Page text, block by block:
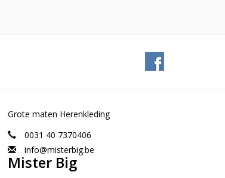
Grote maten Herenkleding
0031 40 7370406
info@misterbig.be
Mister Big